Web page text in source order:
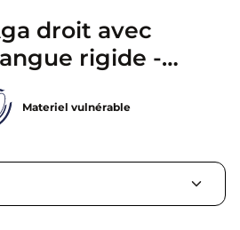
droit avec
rigide -
Materiel vulnérable